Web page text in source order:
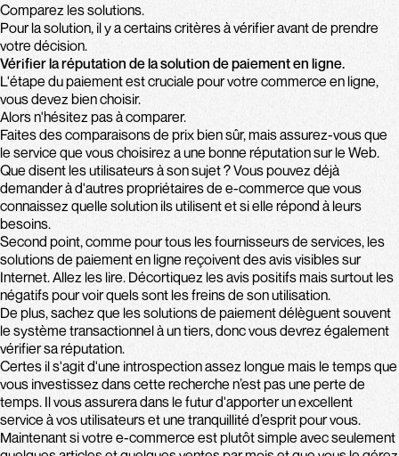
Comparez les solutions.
Pour la solution, il y a certains critères à vérifier avant de prendre
votre décision.
Vérifier la réputation de la solution de paiement en ligne.
L'étape du paiement est cruciale pour votre commerce en ligne,
vous devez bien choisir.
Alors n'hésitez pas à comparer.
Faites des comparaisons de prix bien sûr, mais assurez-vous que
le service que vous choisirez a une bonne réputation sur le Web.
Que disent les utilisateurs à son sujet ? Vous pouvez déjà
demander à d'autres propriétaires de e-commerce que vous
connaissez quelle solution ils utilisent et si elle répond à leurs
besoins.
Second point, comme pour tous les fournisseurs de services, les
solutions de paiement en ligne reçoivent des avis visibles sur
Internet. Allez les lire. Décortiquez les avis positifs mais surtout les
négatifs pour voir quels sont les freins de son utilisation.
De plus, sachez que les solutions de paiement délèguent souvent
le système transactionnel à un tiers, donc vous devrez également
vérifier sa réputation.
Certes il s'agit d'une introspection assez longue mais le temps que
vous investissez dans cette recherche n’est pas une perte de
temps. Il vous assurera dans le futur d'apporter un excellent
service à vos utilisateurs et une tranquillité d’esprit pour vous.
Maintenant si votre e-commerce est plutôt simple avec seulement